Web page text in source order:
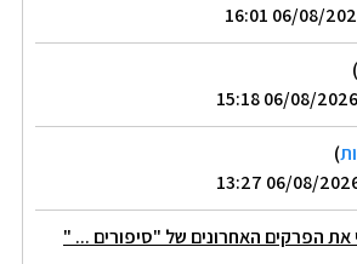
)
)
את הפרקים האחרונים של "סיפורים ... "